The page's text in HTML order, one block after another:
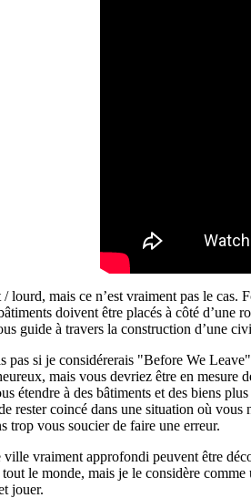
lourd, mais ce n’est vraiment pas le
doivent être placés à côté
guide à travers la construction d’une
pas si je considérerais "Before We
mais vous devriez être en
étendre à des bâtiments et des biens
rester coincé dans une situation où
trop vous soucier de faire une erreur.
vraiment approfondi peuvent être
le monde, mais je le considère
jouer.